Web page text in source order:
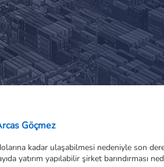
Göçmez
kadar ulaşabilmesi nedeniyle son
yatırım yapılabilir şirket barındırması